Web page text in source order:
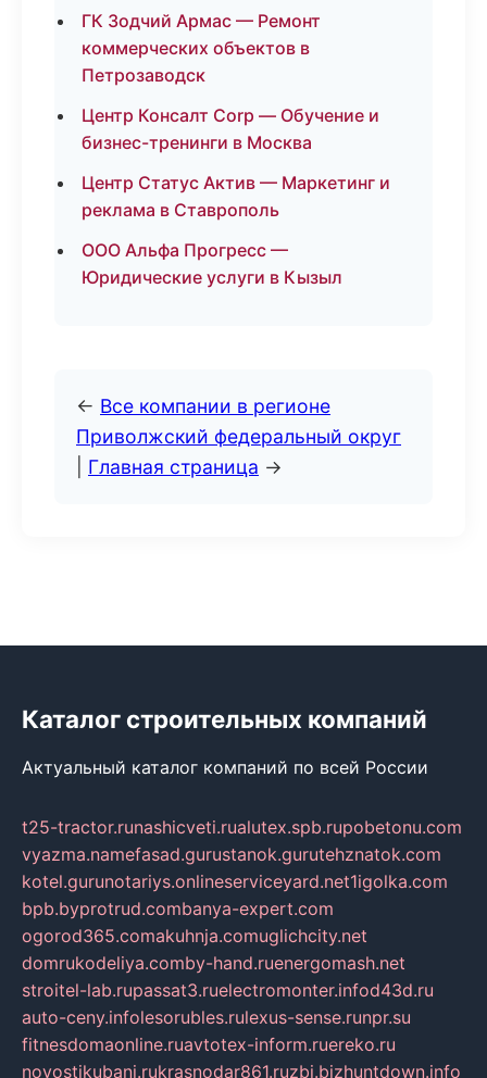
ГК Зодчий Армас — Ремонт
коммерческих объектов в
Петрозаводск
Центр Консалт Corp — Обучение и
бизнес-тренинги в Москва
Центр Статус Актив — Маркетинг и
реклама в Ставрополь
ООО Альфа Прогресс —
Юридические услуги в Кызыл
← Все компании в регионе
Приволжский федеральный округ
Главная страница →
Каталог строительных компаний
Актуальный каталог компаний по всей России
t25-tractor.runashicveti.rualutex.spb.rupobetonu.com
vyazma.namefasad.gurustanok.gurutehznatok.com
kotel.gurunotariys.onlineserviceyard.net1igolka.com
bpb.byprotrud.combanya-expert.com
ogorod365.comakuhnja.comuglichcity.net
domrukodeliya.comby-hand.ruenergomash.net
stroitel-lab.rupassat3.ruelectromonter.infod43d.ru
auto-ceny.infolesorubles.rulexus-sense.runpr.su
fitnesdomaonline.ruavtotex-inform.ruereko.ru
novostikubani.rukrasnodar861.ruzbi.bizhuntdown.info